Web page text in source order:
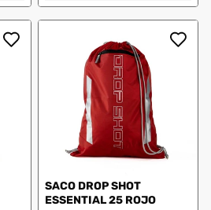
SACO DROP SHOT
ESSENTIAL 25 ROJO